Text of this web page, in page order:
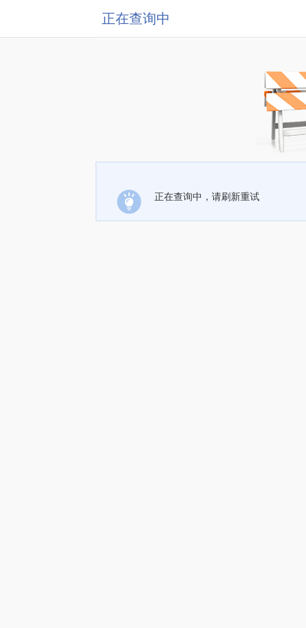
正在查询中
正在查询中，请刷新重试